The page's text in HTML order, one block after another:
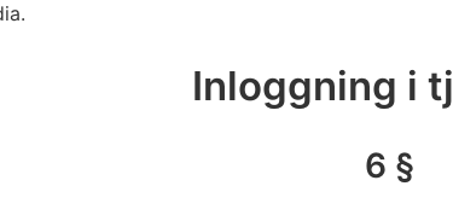
Inloggning i
6 §